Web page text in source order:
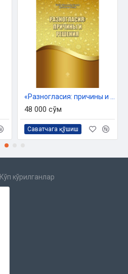
48 000 сўм
Саватчага қўшиш
Кўп кўрилганлар